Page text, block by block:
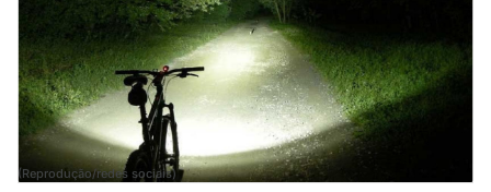
(Reprodução/redes sociais)